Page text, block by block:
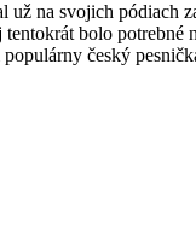
už na svojich pódiach
bolo
český